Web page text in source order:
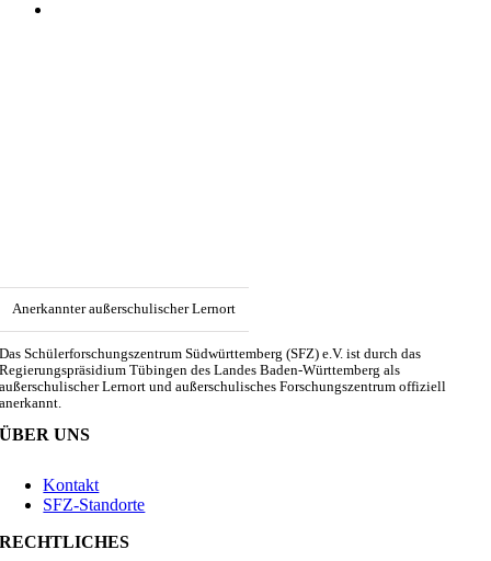
Anerkannter außerschulischer Lernort
Das Schülerforschungszentrum Südwürttemberg (SFZ) e.V. ist durch das
Regierungspräsidium Tübingen des Landes Baden-Württemberg als
außerschulischer Lernort und außerschulisches Forschungszentrum offiziell
anerkannt.
ÜBER UNS
Kontakt
SFZ-Standorte
RECHTLICHES